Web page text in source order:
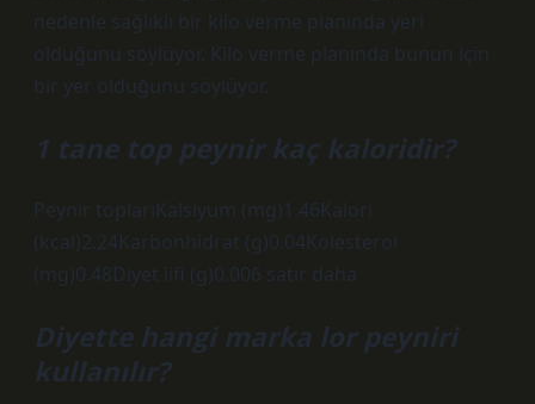
nedenle sağlıklı bir kilo verme planında yeri
olduğunu söylüyor. Kilo verme planında bunun için
bir yer olduğunu söylüyor.
1 tane top peynir kaç kaloridir?
Peynir toplarıKalsiyum (mg)1.46Kalori
(kcal)2.24Karbonhidrat (g)0.04Kolesterol
(mg)0.48Diyet lifi (g)0.006 satır daha
Diyette hangi marka lor peyniri
kullanılır?